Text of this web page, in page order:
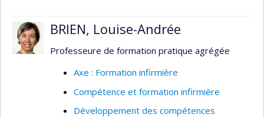
BRIEN, Louise-Andrée
Professeure de formation pratique agrégée
Axe : Formation infirmière
Compétence et formation infirmière
Développement des compétences